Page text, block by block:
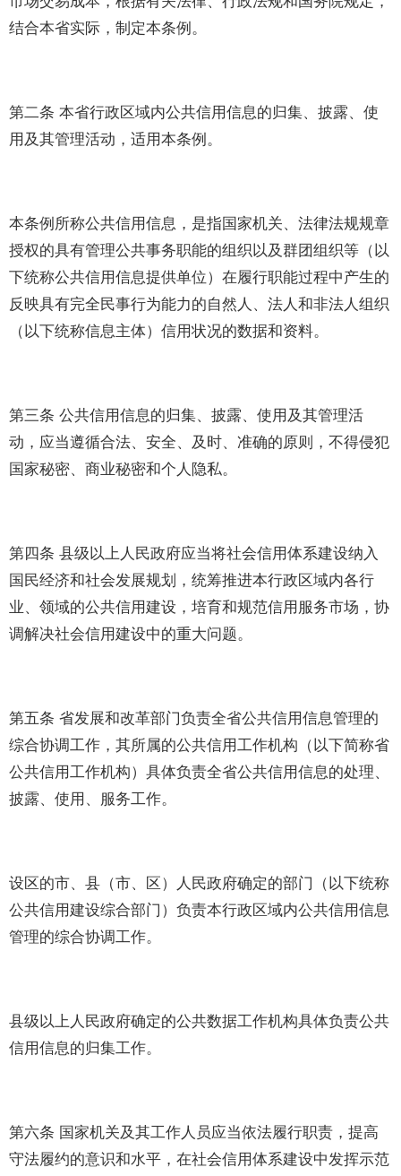
结合本省实际，制定本条例。
第二条 本省行政区域内公共信用信息的归集、披露、使
用及其管理活动，适用本条例。
本条例所称公共信用信息，是指国家机关、法律法规规章
授权的具有管理公共事务职能的组织以及群团组织等（以
下统称公共信用信息提供单位）在履行职能过程中产生的
反映具有完全民事行为能力的自然人、法人和非法人组织
（以下统称信息主体）信用状况的数据和资料。
第三条 公共信用信息的归集、披露、使用及其管理活
动，应当遵循合法、安全、及时、准确的原则，不得侵犯
国家秘密、商业秘密和个人隐私。
第四条 县级以上人民政府应当将社会信用体系建设纳入
国民经济和社会发展规划，统筹推进本行政区域内各行
业、领域的公共信用建设，培育和规范信用服务市场，协
调解决社会信用建设中的重大问题。
第五条 省发展和改革部门负责全省公共信用信息管理的
综合协调工作，其所属的公共信用工作机构（以下简称省
公共信用工作机构）具体负责全省公共信用信息的处理、
披露、使用、服务工作。
设区的市、县（市、区）人民政府确定的部门（以下统称
公共信用建设综合部门）负责本行政区域内公共信用信息
管理的综合协调工作。
县级以上人民政府确定的公共数据工作机构具体负责公共
信用信息的归集工作。
第六条 国家机关及其工作人员应当依法履行职责，提高
守法履约的意识和水平，在社会信用体系建设中发挥示范